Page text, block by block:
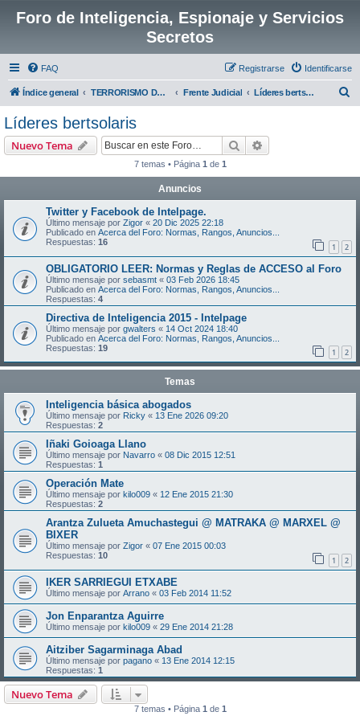
Foro de Inteligencia, Espionaje y Servicios
Secretos
FAQ Identificarse
Registrarse
Índice general TERRORISMO DE E.T.A Frente Judicial Líderes bertsolaris
Líderes bertsolaris
Nuevo Tema Buscar
7 temas • Página 1 de 1
Anuncios
Twitter y Facebook de Intelpage.
Último mensaje por Zigor « 20 Dic 2025 22:18
Publicado en Acerca del Foro: Normas, Rangos, Anuncios...
Respuestas: 16 1 2
OBLIGATORIO LEER: Normas y Reglas de ACCESO al Foro
Último mensaje por sebasmt « 03 Feb 2026 18:45
Publicado en Acerca del Foro: Normas, Rangos, Anuncios...
Respuestas: 4
Directiva de Inteligencia 2015 - Intelpage
Último mensaje por gwalters « 14 Oct 2024 18:40
Publicado en Acerca del Foro: Normas, Rangos, Anuncios...
Respuestas: 19 1 2
Temas
Inteligencia básica abogados
Último mensaje por Ricky « 13 Ene 2026 09:20
Respuestas: 2
Iñaki Goioaga Llano
Último mensaje por Navarro « 08 Dic 2015 12:51
Respuestas: 1
Operación Mate
Último mensaje por kilo009 « 12 Ene 2015 21:30
Respuestas: 2
Arantza Zulueta Amuchastegui @ MATRAKA @ MARXEL @
BIXER
Último mensaje por Zigor « 07 Ene 2015 00:03
Respuestas: 10 1 2
IKER SARRIEGUI ETXABE
Último mensaje por Arrano « 03 Feb 2014 11:52
Jon Enparantza Aguirre
Último mensaje por kilo009 « 29 Ene 2014 21:28
Aitziber Sagarminaga Abad
Último mensaje por pagano « 13 Ene 2014 12:15
Respuestas: 1
Nuevo Tema
7 temas • Página 1 de 1